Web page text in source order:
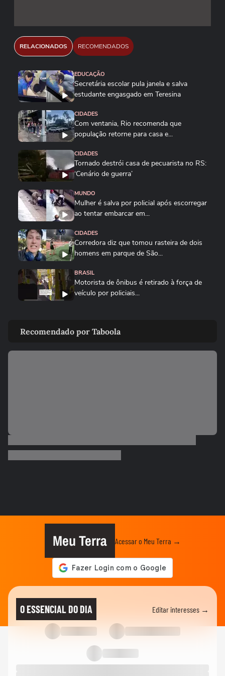
RELACIONADOS RECOMENDADOS
EDUCAÇÃO
Secretária escolar pula janela e salva
estudante engasgado em Teresina
CIDADES
Com ventania, Rio recomenda que
população retorne para casa e...
CIDADES
Tornado destrói casa de pecuarista no RS:
‘Cenário de guerra’
MUNDO
Mulher é salva por policial após escorregar
ao tentar embarcar em...
CIDADES
Corredora diz que tomou rasteira de dois
homens em parque de São...
BRASIL
Motorista de ônibus é retirado à força de
veículo por policiais...
veículo por policiais...
BRASIL
artista transforma tubos de...
"É um milagre": Com 2% de chance de
engravidar, mulher se emociona...
Vídeo mostra o momento da prisão de pai
e madrasta suspeitos de...
Lula diz que liberdade de expressão 'tem
limite' ao sancionar lei...
Recomendado por Taboola
Meu Terra Acessar o Meu Terra →
O ESSENCIAL DO DIA Editar interesses →